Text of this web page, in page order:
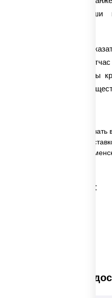
делает оттенок лапши
У нас всегда можно
будет приготовлен
(берем в работу заказы
«Удон с говядиной»
✅ Удон с говядиной
✅ Удон с говядиной с
✅ Удон с говядиной в
Категории товара:
Платная